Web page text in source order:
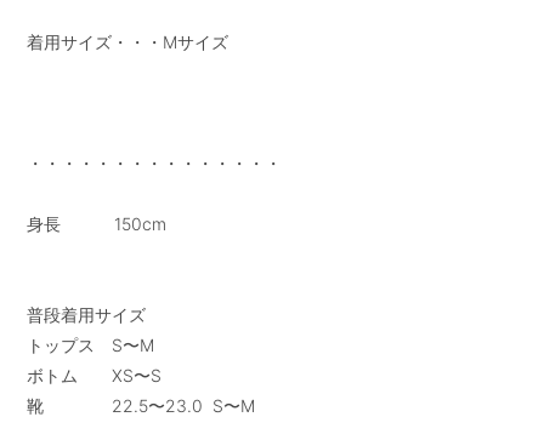
着用サイズ・・・Mサイズ
・・・・・・・・・・・・・・・
身長           150cm
普段着用サイズ
トップス　S〜M
ボトム　　XS〜S
靴　　　　22.5〜23.0  S〜M